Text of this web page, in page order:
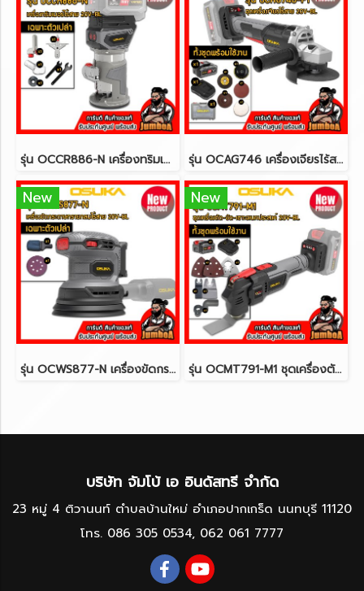
รุ่น OCCR886-N เครื่องทริมเมอร์ไร้สาย 1/4" 20V MAX* Brushless (ปรับรอบได้) OSUKA (เฉพาะตัวเปล่า) รุ่น OCAG746 เครื่องเจียรไร้สาย 100มม.(4") (ปรับรอบได้) 20V MAX* Brushless OSUKA
New
รุ่น OCWS877-N เครื่องขัดกระดาษทรายกลมไร้สาย 125มม. (5") 20V MAX* Brushless (ปรับรอบได้) OSUKA (เฉพาะตัวเปล่า)
New
รุ่น OCMT791-M1 ชุดเครื่องตัด ขัด เซาะไร้สาย(มัตติทูล) 20V MAX* Brushless (ปรับรอบได้) OSUKA
บริษัท จัมโบ้ เอ อินดัสทรี จำกัด
23 หมู่ 4 ติวานนท์ ตำบลบ้านใหม่ อำเภอปากเกร็ด นนทบุรี 11120
โทร. 086 305 0534, 062 061 7777